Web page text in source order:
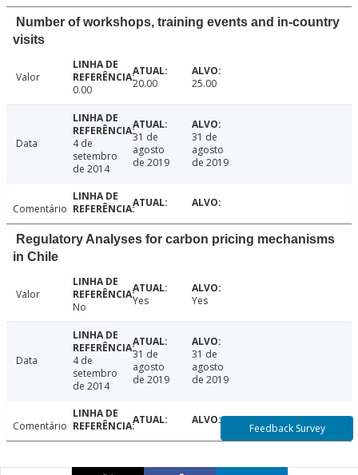
Number of workshops, training events and in-country
visits
Valor
0.00
20.00 25.00
Data
4 de
setembro
de 2014
31 de
agosto
de 2019
31 de
agosto
de 2019
Comentário
Regulatory Analyses for carbon pricing mechanisms
in Chile
Valor
No
Yes Yes
Data
4 de
setembro
de 2014
31 de
agosto
de 2019
31 de
agosto
de 2019
Comentário Feedback Survey